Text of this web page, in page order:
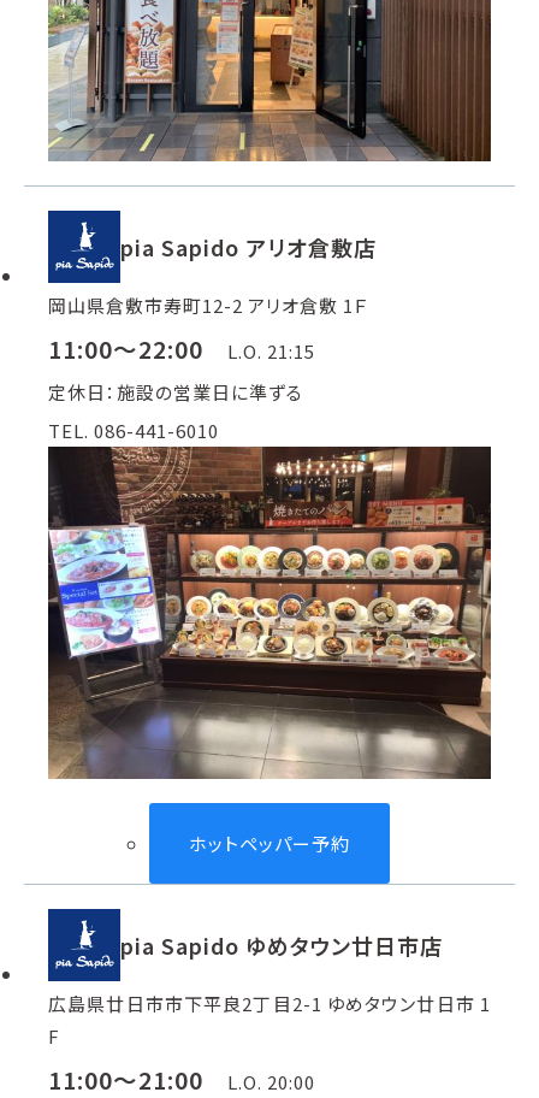
pia Sapido アリオ倉敷店
岡山県倉敷市寿町12-2 アリオ倉敷 1Ｆ
11:00～22:00
L.O. 21:15
定休日：施設の営業日に準ずる
TEL. 086-441-6010
ホットペッパー予約
pia Sapido ゆめタウン廿日市店
広島県廿日市市下平良2丁目2-1 ゆめタウン廿日市 1
F
11:00～21:00
L.O. 20:00